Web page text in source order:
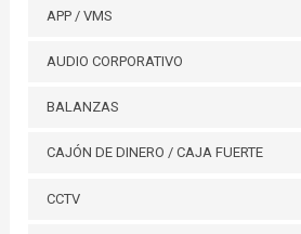
APP / VMS
AUDIO CORPORATIVO
BALANZAS
CAJÓN DE DINERO / CAJA FUERTE
CCTV